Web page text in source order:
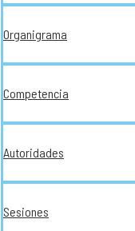
Organigrama
Competencia
Autoridades
Sesiones